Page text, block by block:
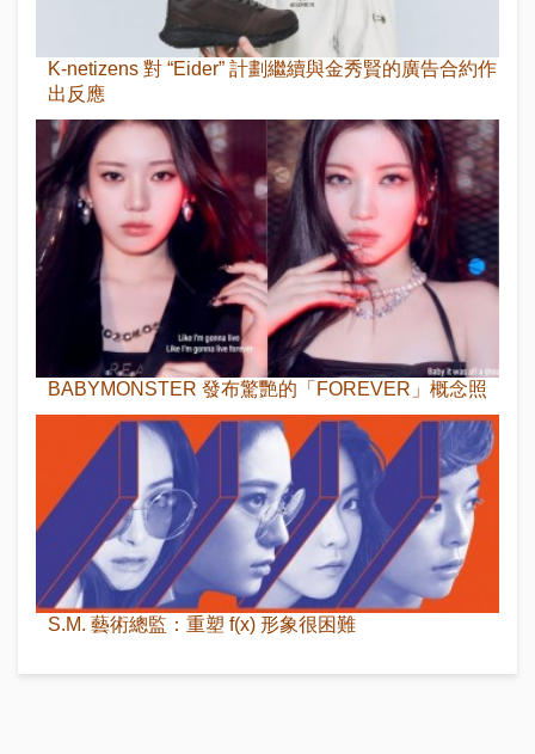
K-netizens 對 “Eider” 計劃繼續與金秀賢的廣告合約作
出反應
BABYMONSTER 發布驚艷的「FOREVER」概念照
S.M. 藝術總監：重塑 f(x) 形象很困難